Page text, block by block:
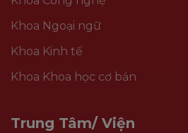
Khoa Ngoại ngữ
Khoa Kinh tế
Khoa Khoa học cơ bản
Trung Tâm/ Viện